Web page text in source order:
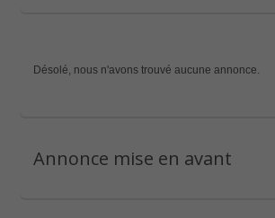
Désolé, nous n'avons trouvé aucune annonce.
Annonce mise en avant